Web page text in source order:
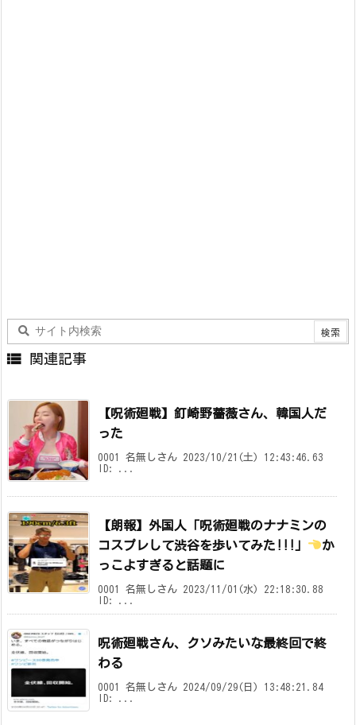
 関連記事
【呪術廻戦】釘崎野薔薇さん、韓国人だ
った
0001 名無しさん 2023/10/21(土) 12:43:46.63
ID: ...
【朗報】外国人「呪術廻戦のナナミンの
コスプレして渋谷を歩いてみた!!!」
か
っこよすぎると話題に
0001 名無しさん 2023/11/01(水) 22:18:30.88
ID: ...
呪術廻戦さん、クソみたいな最終回で終
わる
0001 名無しさん 2024/09/29(日) 13:48:21.84
ID: ...